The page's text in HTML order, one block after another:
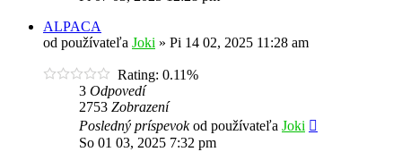
ALPACA
od používateľa Joki » Pi 14 02, 2025 11:28 am
Rating: 0.11%
3 Odpovedí
2753 Zobrazení
Posledný príspevokod používateľa Joki
So 01 03, 2025 7:32 pm